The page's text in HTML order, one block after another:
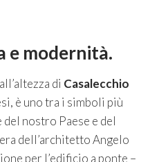
e modernità.
di Casalecchio
è uno tra i simboli più
nostro Paese e del
dell’architetto Angelo
per l’edificio a ponte –